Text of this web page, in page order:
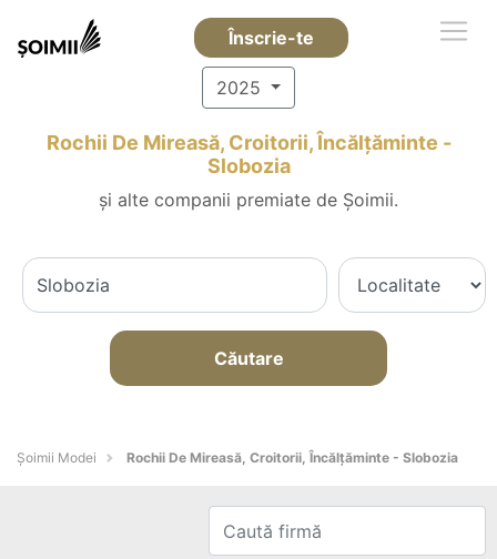
Înscrie-te
2025
Rochii De Mireasă, Croitorii, Încălțăminte -
Slobozia
și alte companii premiate de Șoimii.
Căutare
Șoimii Modei Rochii De Mireasă, Croitorii, Încălțăminte - Slobozia